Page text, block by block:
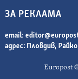
ЗА РЕКЛАМА
email:
адрес: Пловдив,
Europost